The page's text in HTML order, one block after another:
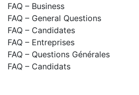
FAQ – Business
FAQ – General Questions
FAQ – Candidates
FAQ – Entreprises
FAQ – Questions Générales
FAQ – Candidats